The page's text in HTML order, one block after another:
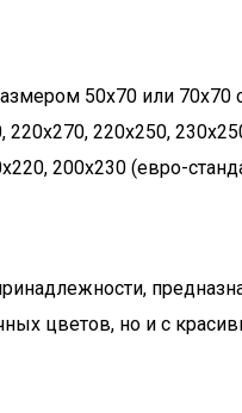
50х70 или 70х70
220х250,
200х230 (евро-
цветов, но и с